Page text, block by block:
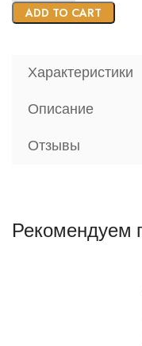
ADD TO CART
Характеристики
Описание
Отзывы
Рекомендуем